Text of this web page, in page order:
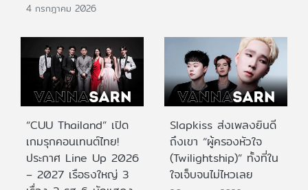
4 กรกฎาคม 2026
“CUU Thailand” เปิด
เกมรุกคอนเทนต์ไทย!
ประกาศ Line Up 2026
– 2027 เรือธงใหญ่ 3
Slapkiss ส่งเพลงยินดี
ถึงเขา “ผู้ครองหัวใจ
(Twilightship)” ทั้งที่ใน
ใจเจ็บจนไม่ไหวเลย